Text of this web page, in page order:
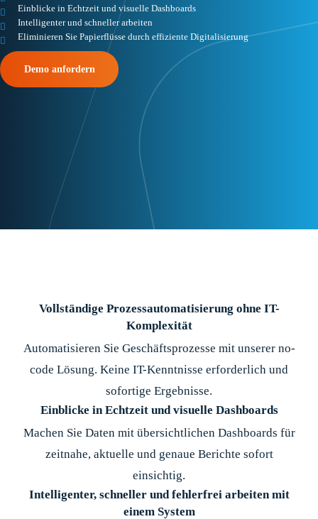
Einblicke in Echtzeit und visuelle Dashboards
Intelligenter und schneller arbeiten
Eliminieren Sie Papierflüsse durch effiziente Digitalisierung
Demo anfordern
Vollständige Prozessautomatisierung ohne IT-
Komplexität
Automatisieren Sie Geschäftsprozesse mit unserer no-
code Lösung. Keine IT-Kenntnisse erforderlich und
sofortige Ergebnisse.
Einblicke in Echtzeit und visuelle Dashboards
Machen Sie Daten mit übersichtlichen Dashboards für
zeitnahe, aktuelle und genaue Berichte sofort
einsichtig.
Intelligenter, schneller und fehlerfrei arbeiten mit
einem System